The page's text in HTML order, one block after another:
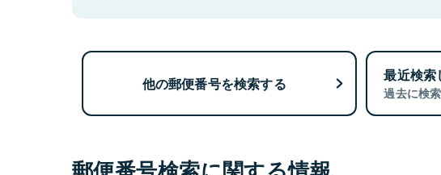
他の郵便番号を検索する 最近検索
過去に検